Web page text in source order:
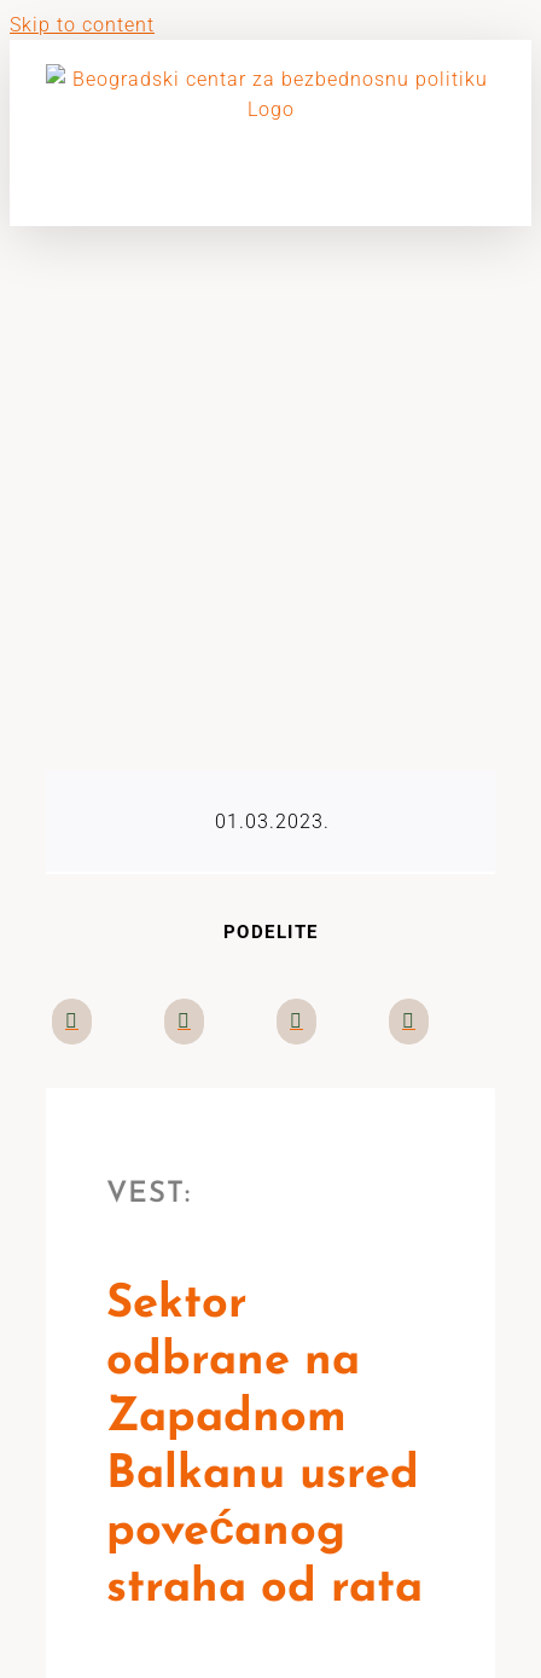
Skip to content
01.03.2023.
PODELITE
VEST:
Sektor
odbrane na
Zapadnom
Balkanu usred
povećanog
straha od rata